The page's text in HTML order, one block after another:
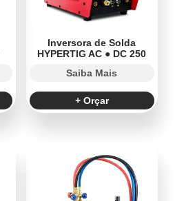
Inversora de Solda
HYPERTIG AC ● DC 250
Saiba Mais
+ Orçar